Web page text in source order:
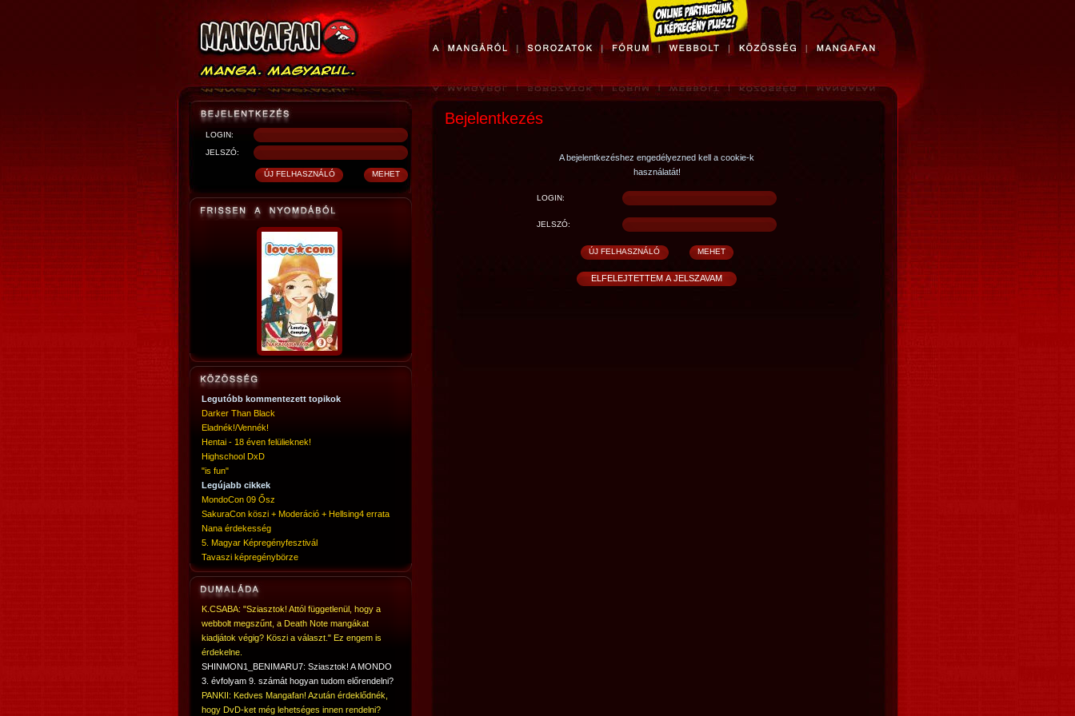
LOGIN:
JELSZÓ:
Legutóbb kommentezett topikok
Darker Than Black
Eladnék!/Vennék!
Hentai - 18 éven felülieknek!
Highschool DxD
"is fun"
Legújabb cikkek
MondoCon 09 Ősz
SakuraCon köszi + Moderáció + Hellsing4 errata
Nana érdekesség
5. Magyar Képregényfesztivál
Tavaszi képregénybörze
K.CSABA: "Sziasztok! Attól függetlenül, hogy a
webbolt megszűnt, a Death Note mangákat
kiadjátok végig? Köszi a választ." Ez engem is
érdekelne.
SHINMON1_BENIMARU7: Sziasztok! A MONDO
3. évfolyam 9. számát hogyan tudom előrendelni?
PANKII: Kedves Mangafan! Azután érdeklődnék,
hogy DvD-ket még lehetséges innen rendelni?
Bejelentkezés
A bejelentkezéshez engedélyezned kell a cookie-k
használatát!
LOGIN:
JELSZÓ: